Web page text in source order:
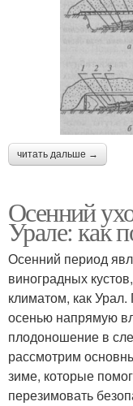
читать дальше →
Осенний
Урале: как
Осенний период
виноградных
климатом, как
осенью напрямую
плодоношение в
рассмотрим
зиме, которые
перезимовать